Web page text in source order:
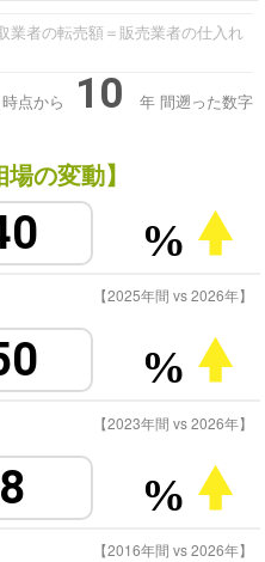
業者の転売額＝販売業者の仕入れ
点から 10 年 間遡った数字
場の変動】
%
【2025年間 vs 2026年】
%
【2023年間 vs 2026年】
%
【2016年間 vs 2026年】